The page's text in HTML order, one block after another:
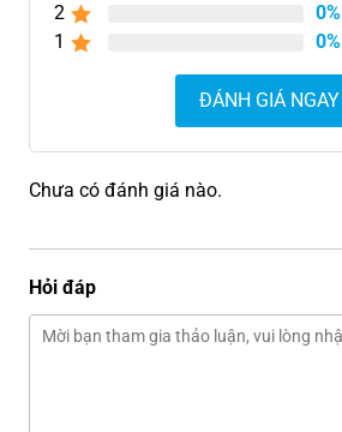
2
0%
1
0%
ĐÁNH GIÁ NGAY
Chưa có đánh giá nào.
Hỏi đáp